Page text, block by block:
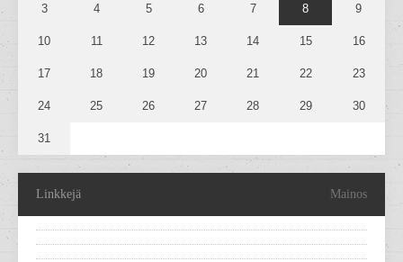
3 4 5 6 7 8 9
10 11 12 13 14 15 16
17 18 19 20 21 22 23
24 25 26 27 28 29 30
31
Linkkejä Mainos